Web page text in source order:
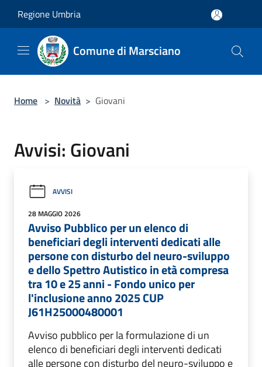
Regione Umbria
Comune di Marsciano
Home > Novità > Giovani
Avvisi: Giovani
AVVISI
28 MAGGIO 2026
Avviso Pubblico per un elenco di
beneficiari degli interventi dedicati alle
persone con disturbo del neuro-sviluppo
e dello Spettro Autistico in età compresa
tra 10 e 25 anni - Fondo unico per
l'inclusione anno 2025 CUP
J61H25000480001
Avviso pubblico per la formulazione di un
elenco di beneficiari degli interventi dedicati
alle persone con disturbo del neuro-sviluppo e